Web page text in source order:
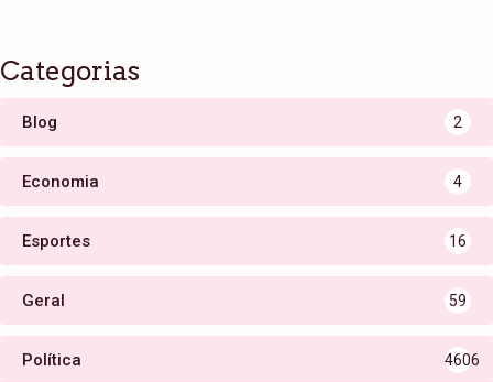
Categorias
Blog 2
Economia 4
Esportes 16
Geral 59
Política 4606